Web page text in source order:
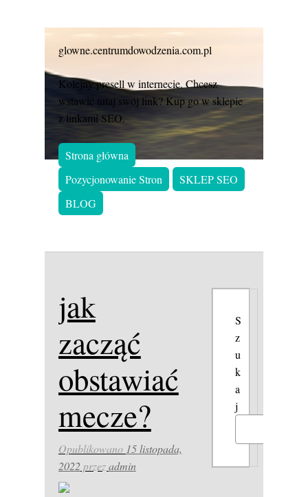
glowne.centrumdowodzenia.com.pl
Kolejny presell w internecie. Chcesz
wstawić tutaj swój link? Kup go w sklepie
z linkami SEO.
Strona główna
Pozycjonowanie Stron
SKLEP SEO
BLOG
jak
zacząć
obstawiać
mecze?
Opublikowano 15 listopada,
2022 przezadmin
S
z
u
k
a
j